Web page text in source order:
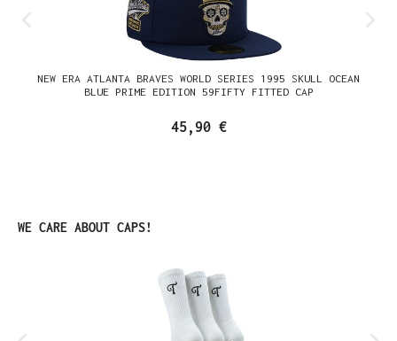
NEW ERA ATLANTA BRAVES WORLD SERIES 1995 SKULL OCEAN
BLUE PRIME EDITION 59FIFTY FITTED CAP
45,90 €
Produktgalerie überspringen
WE CARE ABOUT CAPS!